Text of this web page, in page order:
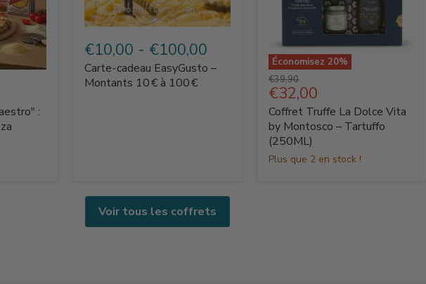
:
EasyGusto
–
Montants
10 €
€10,00 - €100,00
Carte‑cadeau EasyGusto –
Montants 10 € à 100 €
Économisez 20%
Coffret
Truffe
La
Dolce
Vita
by
Montosco
–
Prix
d'origine
€39,90
Prix
actuel
€32,00
Coffret Truffe La Dolce Vita
by Montosco – Tartuffo
(250ML)
Plus que 2 en stock !
Voir tous les coffrets